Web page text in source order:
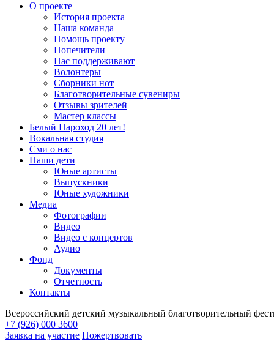
О проекте
История проекта
Наша команда
Помощь проекту
Попечители
Нас поддерживают
Волонтеры
Сборники нот
Благотворительные сувениры
Отзывы зрителей
Мастер классы
Белый Пароход 20 лет!
Вокальная студия
Сми о нас
Наши дети
Юные артисты
Выпускники
Юные художники
Медиа
Фотографии
Видео
Видео с концертов
Аудио
Фонд
Документы
Отчетность
Контакты
Всероссийский детский музыкальный благотворительный
+7 (926) 000 3600
Заявка на участие Пожертвовать